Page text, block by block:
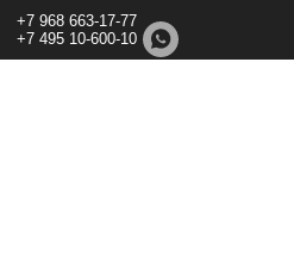
+7 968 663-17-77
+7 495 10-600-10